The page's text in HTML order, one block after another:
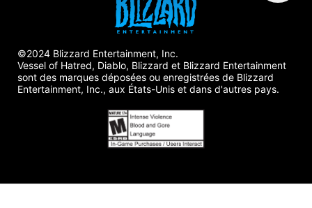
©2024 Blizzard Entertainment, Inc.
Vessel of Hatred, Diablo, Blizzard et Blizzard Entertainment
sont des marques déposées ou enregistrées de Blizzard
Entertainment, Inc., aux États-Unis et dans d'autres pays.